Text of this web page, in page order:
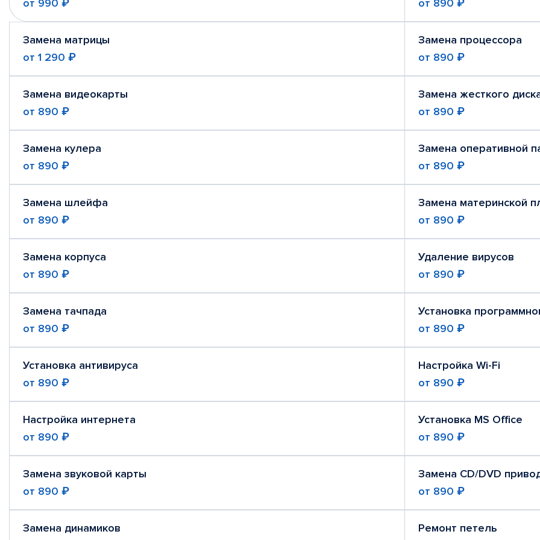
от 990 ₽
от 890 ₽
Замена матрицы
от 1 290 ₽
Замена процессора
от 890 ₽
Замена видеокарты
от 890 ₽
Замена жесткого
от 890 ₽
Замена кулера
от 890 ₽
Замена оперативной
от 890 ₽
Замена шлейфа
от 890 ₽
Замена материнской
от 890 ₽
Замена корпуса
от 890 ₽
Удаление вирусов
от 890 ₽
Замена тачпада
от 890 ₽
Установка
от 890 ₽
Установка антивируса
от 890 ₽
Настройка Wi-Fi
от 890 ₽
Настройка интернета
от 890 ₽
Установка MS Office
от 890 ₽
Замена звуковой карты
от 890 ₽
Замена CD/DVD
от 890 ₽
Замена динамиков
Ремонт петель